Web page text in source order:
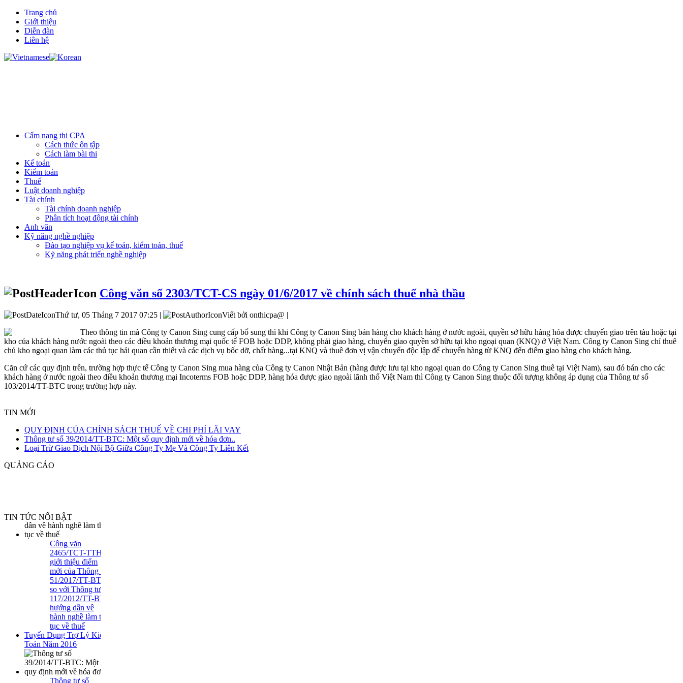
Trang chủ
Giới thiệu
Diễn đàn
Liên hệ
Cẩm nang thi CPA
Cách thức ôn tập
Cách làm bài thi
Kế toán
Kiểm toán
Thuế
Luật doanh nghiệp
Tài chính
Tài chính doanh nghiệp
Phân tích hoạt động tài chính
Anh văn
Kỹ năng nghề nghiệp
Đào tạo nghiệp vụ kế toán, kiểm toán, thuế
Kỹ năng phát triển nghề nghiệp
Công văn số 2303/TCT-CS ngày 01/6/2017 về chính sách thuế nhà thầu
Thứ tư, 05 Tháng 7 2017 07:25 |
Viết bởi onthicpa@ |
Theo thông tin mà Công ty Canon Sing cung cấp bổ sung thì khi Công ty Canon Sing bán hàng cho khách hàng ở nước ngoài, quyền sở hữu hàng hóa được chuyển giao trên tàu hoặc tại
kho của khách hàng nước ngoài theo các điều khoản thương mại quốc tế FOB hoặc DDP, không phải giao hàng, chuyển giao quyền sở hữu tại kho ngoại quan (KNQ) ở Việt Nam. Công ty Canon Sing chỉ thuê
chủ kho ngoại quan làm các thủ tục hải quan cần thiết và các dịch vụ bốc dỡ, chất hàng...tại KNQ và thuê đơn vị vận chuyển độc lập để chuyển hàng từ KNQ đến điểm giao hàng cho khách hàng.
Căn cứ các quy định trên, trường hợp thực tế Công ty Canon Sing mua hàng của Công ty Canon Nhật Bản (hàng được lưu tại kho ngoại quan do Công ty Canon Sing thuê tại Việt Nam), sau đó bán cho các
khách hàng ở nước ngoài theo điều khoản thương mại Incoterms FOB hoặc DDP, hàng hóa được giao ngoài lãnh thổ Việt Nam thì Công ty Canon Sing thuộc đối tượng không áp dụng của Thông tư số
103/2014/TT-BTC trong trường hợp này.
TIN MỚI
QUY ĐỊNH CỦA CHÍNH SÁCH THUẾ VỀ CHI PHÍ LÃI VAY
Thông tư số 39/2014/TT-BTC: Một số quy định mới về hóa đơn..
Loại Trừ Giao Dịch Nội Bộ Giữa Công Ty Mẹ Và Công Ty Liên Kết
QUẢNG CÁO
TIN TỨC NỔI BẬT
QUY ĐỊNH CỦA
CHÍNH SÁCH THUẾ
Công văn
2465/TCT-TTHT
giới thiệu điểm
mới của Thông tư
51/2017/TT-BTC
so với Thông tư
117/2012/TT-BTC
hướng dẫn về
hành nghề làm thủ
tục về thuế
Tuyển Dụng Trợ Lý Kiểm
Toán Năm 2016
Thông tư số
39/2014/TT-BTC: